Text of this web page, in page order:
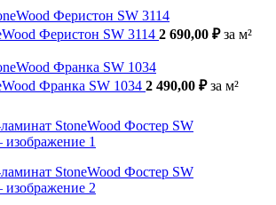
Феристон SW 3114 2 690,00 ₽за м²
Франка SW 1034 2 490,00 ₽за м²